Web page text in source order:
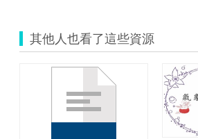
其他人也看了這些資源